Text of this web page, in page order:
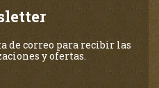
de correo para recibir las
y ofertas.